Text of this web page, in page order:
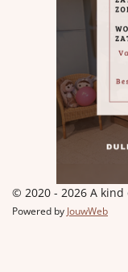
© 2020 - 2026 A kind
Powered by JouwWeb